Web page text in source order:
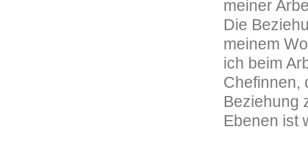
meiner
Die
meinem
ich beim
Chefinnen,
Beziehung
Ebenen ist